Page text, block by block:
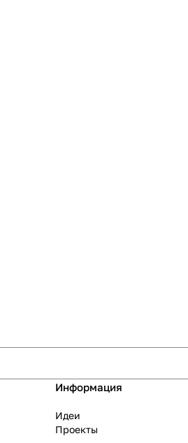
Информация
Идеи
Проекты